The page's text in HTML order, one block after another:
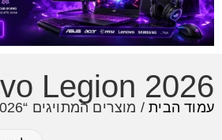
Legion 2026
עמוד הבית/ מוצרים המתויגים “Lenovo Legion 2026”